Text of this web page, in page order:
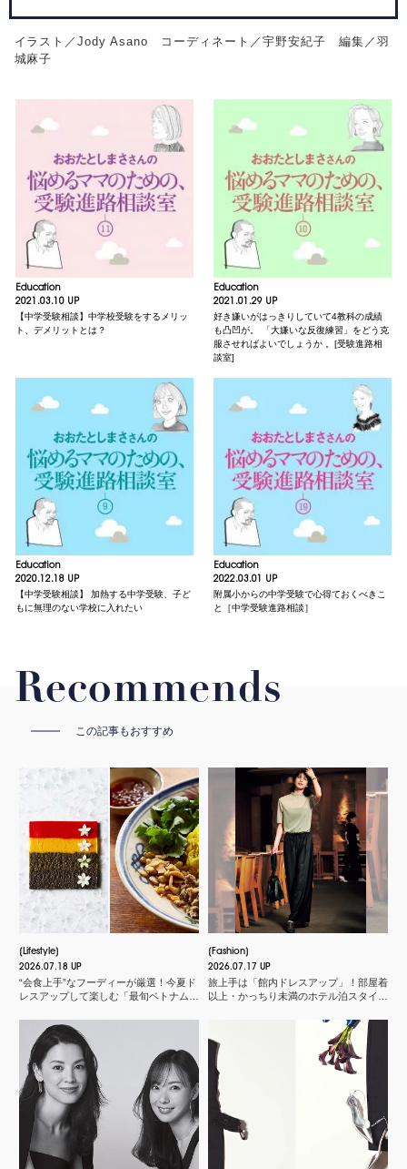
イラスト／Jody Asano コーディネート／宇野安紀子 編集／羽
城麻子
Education
2021.03.10 UP
【中学受験相談】中学校受験をするメリッ
ト、デメリットとは？
Education
2021.01.29 UP
好き嫌いがはっきりしていて4教科の成績
も凸凹が。 「大嫌いな反復練習」をどう克
服させればよいでしょうか 。[受験進路相
談室]
Education
2020.12.18 UP
【中学受験相談】 加熱する中学受験、子ど
もに無理のない学校に入れたい
Education
2022.03.01 UP
附属小からの中学受験で心得ておくべきこ
と［中学受験進路相談］
Recommends
この記事もおすすめ
Lifestyle
2026.07.18 UP
“会食上手”なフーディーが厳選！今夏ド
レスアップして楽しむ「最旬ベトナム料
Fashion
2026.07.17 UP
旅上手は「館内ドレスアップ」！部屋着
以上・かっちり未満のホテル泊スタイル